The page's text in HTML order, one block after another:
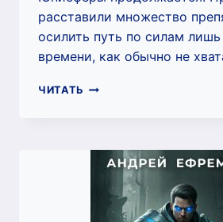
расставили множество
осилить путь по силам
времени, как обычно не
ЧИТАТЬ ЮНИСФЕРА-3.